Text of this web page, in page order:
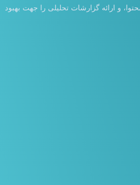
و ارائه گزارشات تحلیلی را جهت بهبود